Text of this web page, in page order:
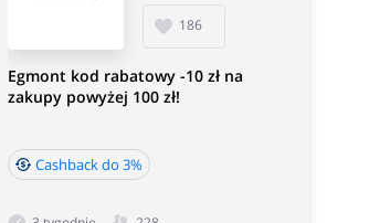
186
Egmont kod rabatowy -10 zł na
zakupy powyżej 100 zł!
Cashback do 3%